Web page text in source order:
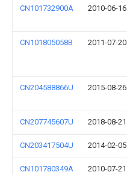
CN101732900A 2010-06-16
CN101805058B 2011-07-20
CN204588866U 2015-08-26
CN207745607U 2018-08-21
CN203417504U 2014-02-05
CN101780349A 2010-07-21